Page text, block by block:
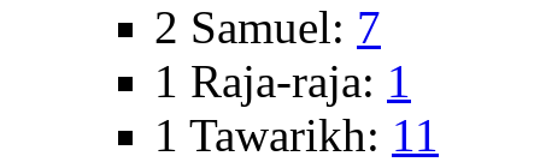
2 Samuel: 7
1 Raja-raja: 1
1 Tawarikh: 11